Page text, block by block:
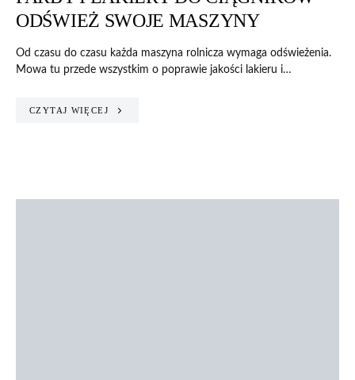
ODŚWIEŻ SWOJE MASZYNY
Od czasu do czasu każda maszyna rolnicza wymaga odświeżenia.
Mowa tu przede wszystkim o poprawie jakości lakieru i…
CZYTAJ WIĘCEJ